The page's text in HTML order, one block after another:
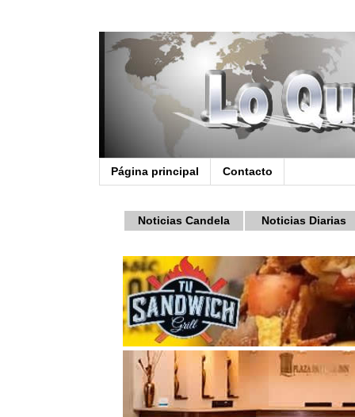
Página principal Contacto
Noticias Candela Noticias Diarias